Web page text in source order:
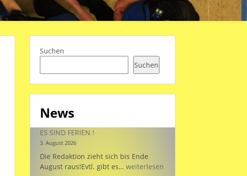
Suchen
Suchen
News
ES SIND FERIEN !
3. August 2026
Die Redaktion zieht sich bis Ende
August raus!Evtl. gibt es… ES
weiterlesen